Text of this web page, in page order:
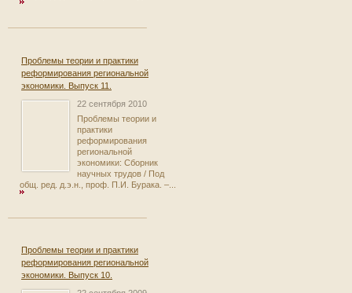
Проблемы теории и практики
реформирования региональной
экономики. Выпуск 11.
22 сентября 2010
Проблемы теории и
практики
реформирования
региональной
экономики: Сборник
научных трудов / Под
общ. ред. д.э.н., проф. П.И. Бурака. –...
Проблемы теории и практики
реформирования региональной
экономики. Выпуск 10.